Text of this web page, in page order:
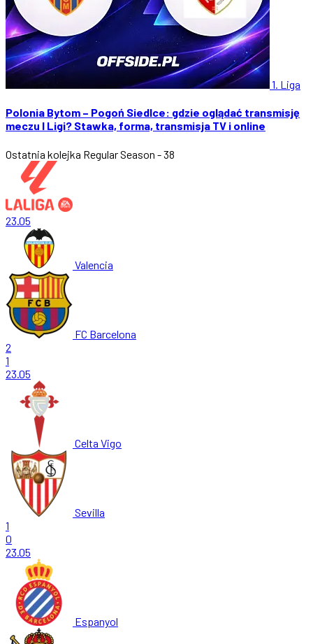
1. Liga
Polonia Bytom – Pogoń Siedlce: gdzie oglądać transmisję
meczu I Ligi? Stawka, forma, transmisja TV i online
Ostatnia kolejka Regular Season - 38
23.05
Valencia
FC Barcelona
2
1
23.05
Celta Vigo
Sevilla
1
0
23.05
Espanyol